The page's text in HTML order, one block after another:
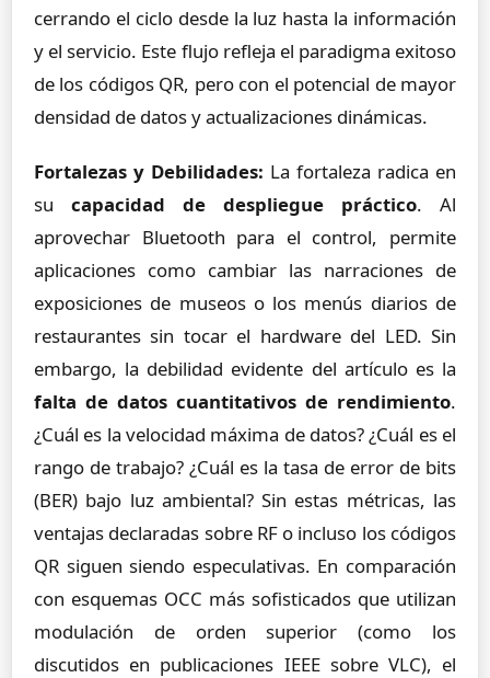
cerrando el ciclo desde la luz hasta la información
y el servicio. Este flujo refleja el paradigma exitoso
de los códigos QR, pero con el potencial de mayor
densidad de datos y actualizaciones dinámicas.
Fortalezas y Debilidades: La fortaleza radica en
su capacidad de despliegue práctico. Al
aprovechar Bluetooth para el control, permite
aplicaciones como cambiar las narraciones de
exposiciones de museos o los menús diarios de
restaurantes sin tocar el hardware del LED. Sin
embargo, la debilidad evidente del artículo es la
falta de datos cuantitativos de rendimiento.
¿Cuál es la velocidad máxima de datos? ¿Cuál es el
rango de trabajo? ¿Cuál es la tasa de error de bits
(BER) bajo luz ambiental? Sin estas métricas, las
ventajas declaradas sobre RF o incluso los códigos
QR siguen siendo especulativas. En comparación
con esquemas OCC más sofisticados que utilizan
modulación de orden superior (como los
discutidos en publicaciones IEEE sobre VLC), el